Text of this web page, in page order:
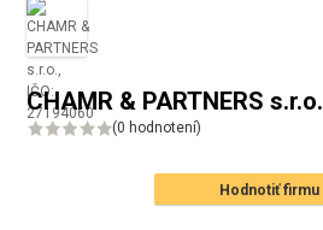
CHAMR & PARTNERS s.r.o.
(0 hodnotení)
Hodnotiť firmu